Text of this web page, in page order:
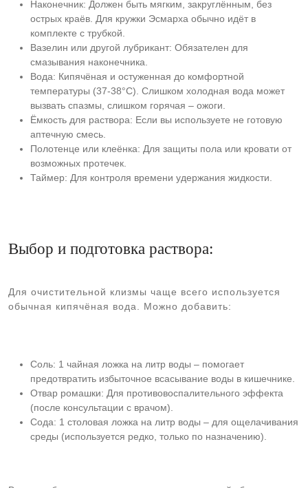
Наконечник: Должен быть мягким, закруглённым, без
острых краёв. Для кружки Эсмарха обычно идёт в
комплекте с трубкой.
Вазелин или другой лубрикант: Обязателен для
смазывания наконечника.
Вода: Кипячёная и остуженная до комфортной
температуры (37-38°C). Слишком холодная вода может
вызвать спазмы, слишком горячая – ожоги.
Ёмкость для раствора: Если вы используете не готовую
аптечную смесь.
Полотенце или клеёнка: Для защиты пола или кровати от
возможных протечек.
Таймер: Для контроля времени удержания жидкости.
Выбор и подготовка раствора:
Для очистительной клизмы чаще всего используется
обычная кипячёная вода. Можно добавить:
Соль: 1 чайная ложка на литр воды – помогает
предотвратить избыточное всасывание воды в кишечнике.
Отвар ромашки: Для противовоспалительного эффекта
(после консультации с врачом).
Сода: 1 столовая ложка на литр воды – для ощелачивания
среды (используется редко, только по назначению).